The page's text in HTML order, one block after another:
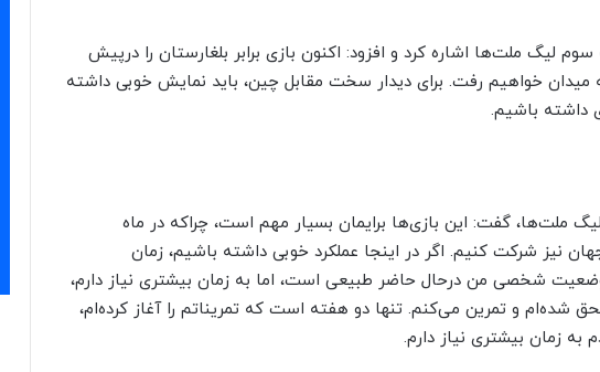
لیگ ملت‌ها اشاره کرد و افزود: اکنون بازی برابر بلغارستان را درپیش
خواهیم رفت. برای دیدار سخت مقابل چین، باید نمایش خوبی داشته
داشته باشیم.
ملت‌ها، گفت: این بازی‌ها برایمان بسیار مهم است، چراکه در ماه
نیز شرکت کنیم. اگر در اینجا عملکرد خوبی داشته باشیم، زمان
شخصی من درحال حاضر طبیعی است، اما به زمان بیشتری نیاز دارم،
و تمرین می‌کنم. تنها دو هفته است که تمریناتم را آغاز کرده‌ام،
به زمان بیشتری نیاز دارم.